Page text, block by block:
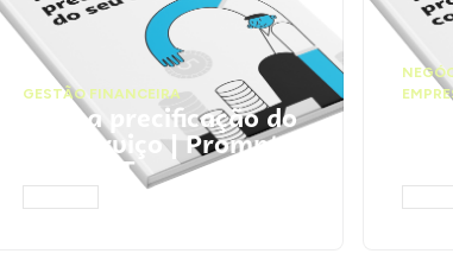
GESTÃO FINANCEIRA
Faça a precificação do
seu serviço | Prompts
ChatGPT